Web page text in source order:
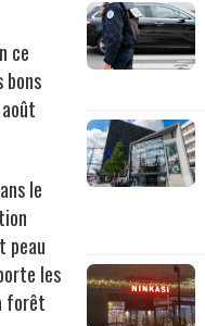
ce
bons
le
peau
les
forêt